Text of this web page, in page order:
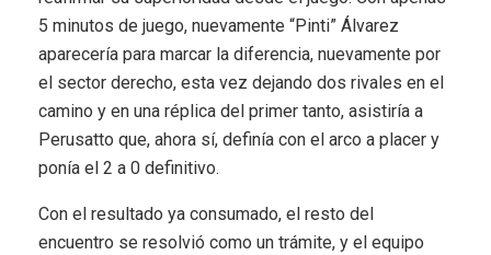
5 minutos de juego, nuevamente “Pinti” Álvarez
aparecería para marcar la diferencia, nuevamente por
el sector derecho, esta vez dejando dos rivales en el
camino y en una réplica del primer tanto, asistiría a
Perusatto que, ahora sí, definía con el arco a placer y
ponía el 2 a 0 definitivo.
Con el resultado ya consumado, el resto del
encuentro se resolvió como un trámite, y el equipo